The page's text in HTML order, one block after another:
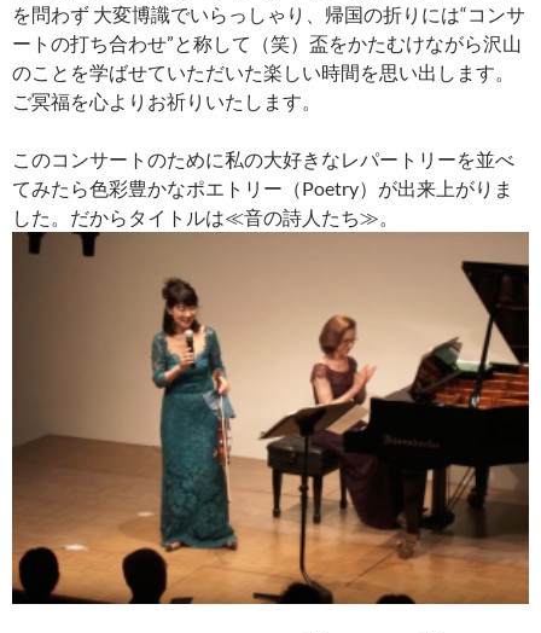
を問わず 大変博識でいらっしゃり、帰国の折りには“コンサ
ートの打ち合わせ”と称して（笑）盃をかたむけながら沢山
のことを学ばせていただいた楽しい時間を思い出します。
ご冥福を心よりお祈りいたします。
このコンサートのために私の大好きなレパートリーを並べ
てみたら色彩豊かなポエトリー（Poetry）が出来上がりま
した。だからタイトルは≪音の詩人たち≫。